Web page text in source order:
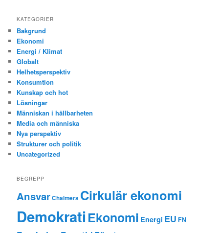
KATEGORIER
Bakgrund
Ekonomi
Energi / Klimat
Globalt
Helhetsperspektiv
Konsumtion
Kunskap och hot
Lösningar
Människan i hållbarheten
Media och människa
Nya perspektiv
Strukturer och politik
Uncategorized
BEGREPP
AnsvarChalmers Cirkulär ekonomi
DemokratiEkonomi Energi EU FN